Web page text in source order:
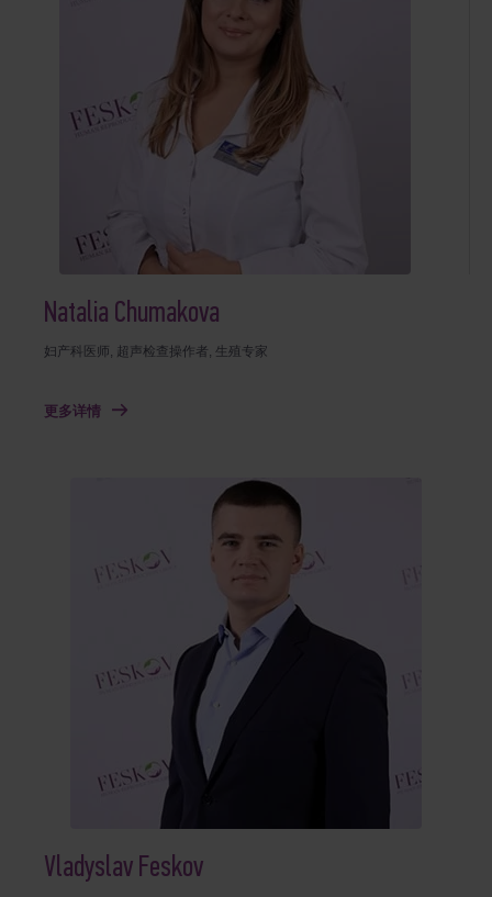
Natalia Chumakova
妇产科医师, 超声检查操作者, 生殖专家
更多详情
Vladyslav Feskov